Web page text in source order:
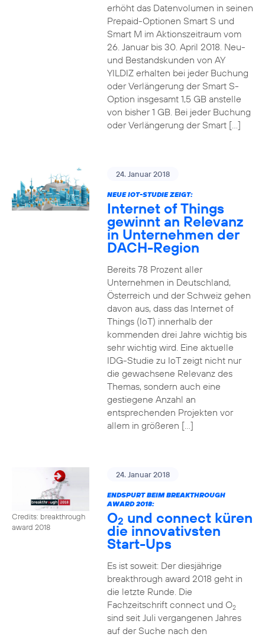
erhöht das Datenvolumen in seinen
Prepaid-Optionen Smart S und
Smart M im Aktionszeitraum vom
26. Januar bis 30. April 2018. Neu-
und Bestandskunden von AY
YILDIZ erhalten bei jeder Buchung
oder Verlängerung der Smart S-
Option insgesamt 1,5 GB anstelle
von bisher 1 GB. Bei jeder Buchung
oder Verlängerung der Smart […]
24. Januar 2018
NEUE IOT-STUDIE ZEIGT:
Internet of Things
gewinnt an Relevanz
in Unternehmen der
DACH-Region
Bereits 78 Prozent aller
Unternehmen in Deutschland,
Österreich und der Schweiz gehen
davon aus, dass das Internet of
Things (IoT) innerhalb der
kommenden drei Jahre wichtig bis
sehr wichtig wird. Eine aktuelle
IDG-Studie zu IoT zeigt nicht nur
die gewachsene Relevanz des
Themas, sondern auch eine
gestiegene Anzahl an
entsprechenden Projekten vor
allem in größeren […]
Credits: breakthrough
award 2018
24. Januar 2018
ENDSPURT BEIM BREAKTHROUGH
AWARD 2018:
O2 und connect küren
die innovativsten
Start-Ups
Es ist soweit: Der diesjährige
breakthrough award 2018 geht in
die letzte Runde. Die
Fachzeitschrift connect und O2
sind seit Juli vergangenen Jahres
auf der Suche nach den